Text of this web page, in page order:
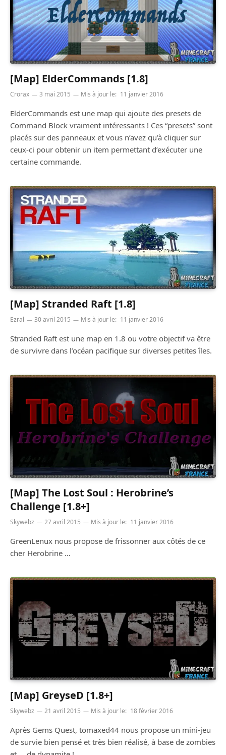
[Map] ElderCommands [1.8]
Crorax 3 mai 2015 Mis à jour le: 11 janvier 2016
ElderCommands est une map qui ajoute des presets de
Command Block vraiment intéressants ! Ces “presets” sont
placés sur des panneaux et vous n’avez qu’à cliquer sur
ceux-ci pour obtenir un item permettant d’exécuter une
certaine commande.
[Map] Stranded Raft [1.8]
Ezral 30 avril 2015 Mis à jour le: 11 janvier 2016
Stranded Raft est une map en 1.8 ou votre objectif va être
de survivre dans l’océan pacifique sur diverses petites îles.
[Map] The Lost Soul : Herobrine’s
Challenge [1.8+]
Skywebz 27 avril 2015 Mis à jour le: 11 janvier 2016
GreenLenux nous propose de frissonner aux côtés de ce
cher Herobrine …
[Map] GreyseD [1.8+]
Skywebz 21 avril 2015 Mis à jour le: 18 février 2016
Après Gems Quest, tomaxed44 nous propose un mini-jeu
de survie bien pensé et très bien réalisé, à base de zombies